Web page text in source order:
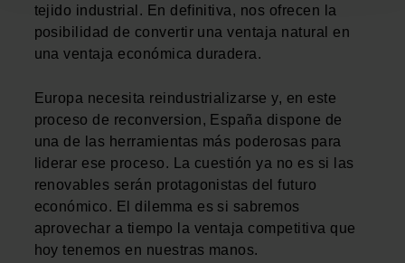
digitales)
Obtenga más información sobre cómo se procesan sus
datos personales y establezca sus preferencias en la
consentimiento en cualquier momento en la Declaración
de cookies.
Las cookies de este sitio web se usan para personalizar
el contenido y los anuncios, ofrecer funciones de redes
sociales y analizar el tráfico. Además, compartimos
información sobre el uso que haga del sitio web con
nuestros partners de redes sociales, publicidad y análisis
tejido industrial. En definitiva, nos ofrecen la
posibilidad de convertir una ventaja natural en
una ventaja económica duradera.
Europa necesita reindustrializarse y, en este
proceso de reconversion, España dispone de
una de las herramientas más poderosas para
liderar ese proceso. La cuestión ya no es si las
renovables serán protagonistas del futuro
económico. El dilemma es si sabremos
aprovechar a tiempo la ventaja competitiva que
hoy tenemos en nuestras manos.